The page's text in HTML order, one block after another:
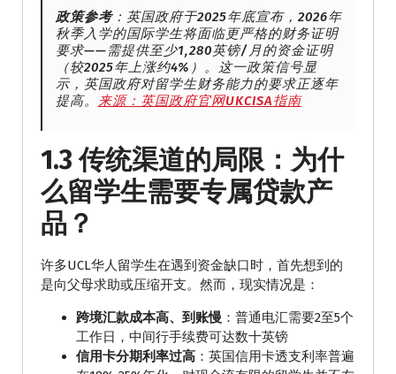
政策参考：英国政府于2025年底宣布，2026年
秋季入学的国际学生将面临更严格的财务证明
要求——需提供至少1,280英镑/月的资金证明
（较2025年上涨约4%）。这一政策信号显
示，英国政府对留学生财务能力的要求正逐年
提高。
来源：英国政府官网UKCISA指南
1.3 传统渠道的局限：为什
么留学生需要专属贷款产
品？
许多UCL华人留学生在遇到资金缺口时，首先想到的
是向父母求助或压缩开支。然而，现实情况是：
跨境汇款成本高、到账慢 ：普通电汇需要2至5个
工作日，中间行手续费可达数十英镑
信用卡分期利率过高 ：英国信用卡透支利率普遍